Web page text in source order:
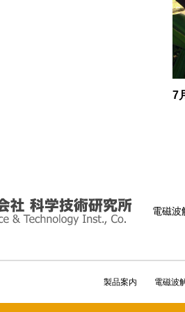
7
電磁波
製品案内 電磁波